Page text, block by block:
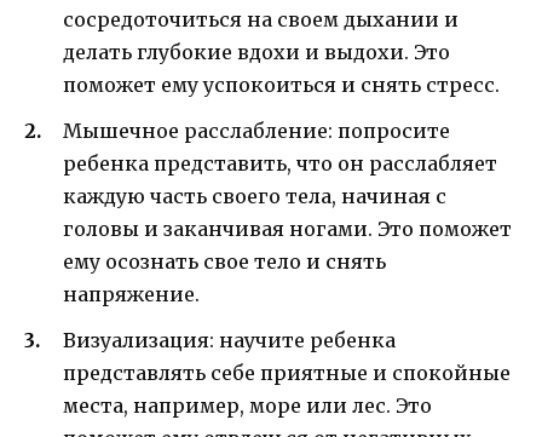
сосредоточиться на своем дыхании и
делать глубокие вдохи и выдохи. Это
поможет ему успокоиться и снять стресс.
Мышечное расслабление: попросите
ребенка представить, что он расслабляет
каждую часть своего тела, начиная с
головы и заканчивая ногами. Это поможет
ему осознать свое тело и снять
напряжение.
Визуализация: научите ребенка
представлять себе приятные и спокойные
места, например, море или лес. Это